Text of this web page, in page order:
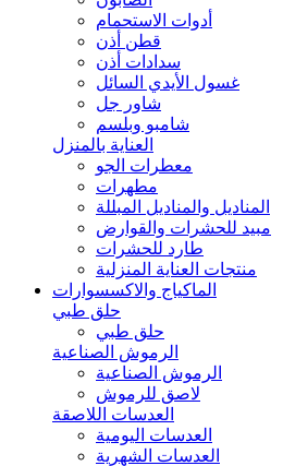
أدوات الاستحمام
قطن أذن
سدادات أذن
غسول الأيدي السائل
شاور جل
شامبو وبلسم
العناية بالمنزل
معطرات الجو
مطهرات
المناديل والمناديل المبللة
مبيد للحشرات والقوارض
طارد للحشرات
منتجات العناية المنزلية
الماكياج والاكسسوارات
حلق طبي
حلق طبي
الرموش الصناعية
الرموش الصناعية
لاصق للرموش
العدسات اللاصقة
العدسات اليومية
العدسات الشهرية